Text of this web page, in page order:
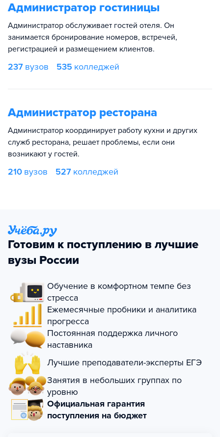
Администратор гостиницы
Администратор обслуживает гостей отеля. Он
занимается бронирование номеров, встречей,
регистрацией и размещением клиентов.
237 вузов 535 колледжей
Администратор ресторана
Администратор координирует работу кухни и других
служб ресторана, решает проблемы, если они
возникают у гостей.
210 вузов 527 колледжей
Готовим к поступлению в лучшие
вузы России
Обучение в комфортном темпе без
стресса
Ежемесячные пробники и аналитика
прогресса
Постоянная поддержка личного
наставника
Лучшие преподаватели-эксперты ЕГЭ
Занятия в небольших группах по
уровню
Официальная гарантия
поступления на бюджет